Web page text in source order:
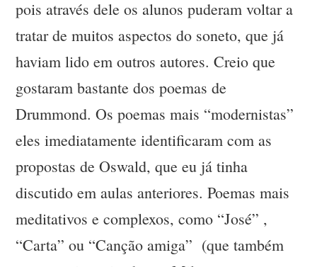
pois através dele os alunos puderam voltar a
tratar de muitos aspectos do soneto, que já
haviam lido em outros autores. Creio que
gostaram bastante dos poemas de
Drummond. Os poemas mais “modernistas”
eles imediatamente identificaram com as
propostas de Oswald, que eu já tinha
discutido em aulas anteriores. Poemas mais
meditativos e complexos, como “José” ,
“Carta” ou “Canção amiga” (que também